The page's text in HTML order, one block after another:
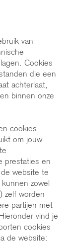
van
Cookies
die een
achterlaat,
binnen onze
cookies
om jouw
prestaties en
website te
zowel
zelf worden
partijen met
vind je
cookies
de website: